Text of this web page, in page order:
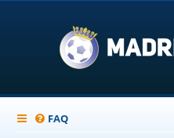
FAQ